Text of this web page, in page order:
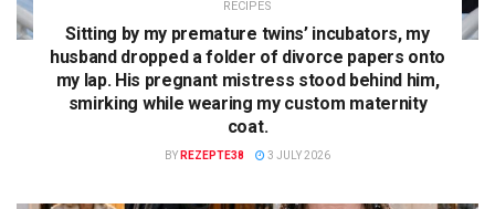
RECIPES
Sitting by my premature twins’ incubators, my
husband dropped a folder of divorce papers onto
my lap. His pregnant mistress stood behind him,
smirking while wearing my custom maternity
coat.
BY REZEPTE38 3 JULY 2026